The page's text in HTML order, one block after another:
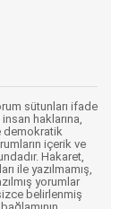
sütunları ifade
haklarına,
demokratik
içerik ve
Hakaret,
ile yazılmamış,
yorumlar
belirlenmiş